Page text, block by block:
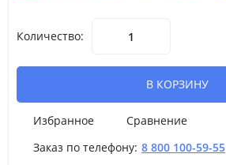
Количество:
В КОРЗИНУ
Избранное
Сравнение
Заказ по телефону: 8 800 100-59-55